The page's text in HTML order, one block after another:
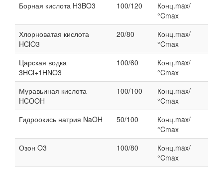
Борная кислота H3BO3
100/120
Конц.max/
°Cmax
Хлорноватая кислота
HClO3
20/80
Конц.max/
°Cmax
Царская водка
3HCl+1HNO3
100/60
Конц.max/
°Cmax
Муравьиная кислота
HCOOH
100/100
Конц.max/
°Cmax
Гидроокись натрия NaOH
50/100
Конц.max/
°Cmax
Озон O3
100/80
Конц.max/
°Cmax